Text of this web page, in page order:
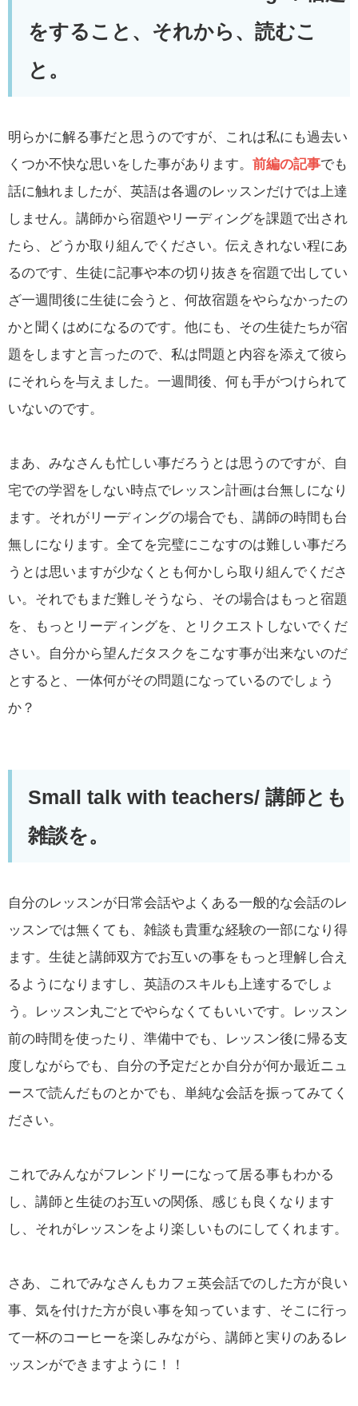
をすること、それから、読むこ
と。
明らかに解る事だと思うのですが、これは私にも過去い
くつか不快な思いをした事があります。 前編の記事でも
話に触れましたが、英語は各週のレッスンだけでは上達
しません。講師から宿題やリーディングを課題で出され
たら、どうか取り組んでください。伝えきれない程にあ
るのです、生徒に記事や本の切り抜きを宿題で出してい
ざ一週間後に生徒に会うと、何故宿題をやらなかったの
かと聞くはめになるのです。他にも、その生徒たちが宿
題をしますと言ったので、私は問題と内容を添えて彼ら
にそれらを与えました。一週間後、何も手がつけられて
いないのです。
まあ、みなさんも忙しい事だろうとは思うのですが、自
宅での学習をしない時点でレッスン計画は台無しになり
ます。それがリーディングの場合でも、講師の時間も台
無しになります。全てを完璧にこなすのは難しい事だろ
うとは思いますが少なくとも何かしら取り組んでくださ
い。それでもまだ難しそうなら、その場合はもっと宿題
を、もっとリーディングを、とリクエストしないでくだ
さい。自分から望んだタスクをこなす事が出来ないのだ
とすると、一体何がその問題になっているのでしょう
か？
Small talk with teachers/ 講師とも
雑談を。
自分のレッスンが日常会話やよくある一般的な会話のレ
ッスンでは無くても、雑談も貴重な経験の一部になり得
ます。生徒と講師双方でお互いの事をもっと理解し合え
るようになりますし、英語のスキルも上達するでしょ
う。レッスン丸ごとでやらなくてもいいです。レッスン
前の時間を使ったり、準備中でも、レッスン後に帰る支
度しながらでも、自分の予定だとか自分が何か最近ニュ
ースで読んだものとかでも、単純な会話を振ってみてく
ださい。
これでみんながフレンドリーになって居る事もわかる
し、講師と生徒のお互いの関係、感じも良くなります
し、それがレッスンをより楽しいものにしてくれます。
さあ、これでみなさんもカフェ英会話でのした方が良い
事、気を付けた方が良い事を知っています、そこに行っ
て一杯のコーヒーを楽しみながら、講師と実りのあるレ
ッスンができますように！！